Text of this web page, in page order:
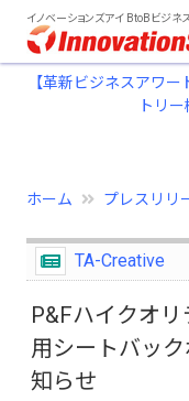
イノベーションズアイ BtoBビジネ
【革新ビジネスアワ
トリ
ホーム プレスリリ
TA-Creative
P&Fハイクオ
用シートバッ
知らせ